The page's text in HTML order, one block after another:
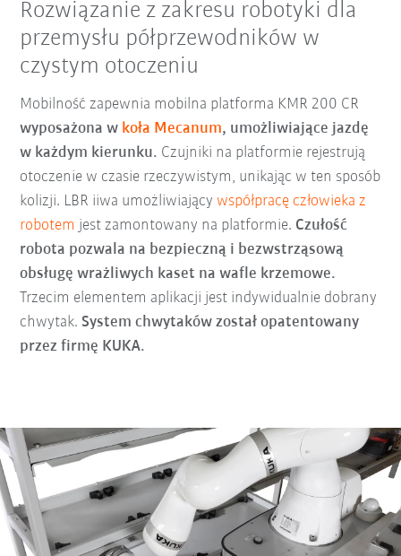
Rozwiązanie z zakresu robotyki dla
przemysłu półprzewodników w
czystym otoczeniu
Mobilność zapewnia mobilna platforma KMR 200 CR
wyposażona w koła Mecanum, umożliwiające jazdę
w każdym kierunku. Czujniki na platformie rejestrują
otoczenie w czasie rzeczywistym, unikając w ten sposób
kolizji. LBR iiwa umożliwiającywspółpracę człowieka z
robotem jest zamontowany na platformie. Czułość
robota pozwala na bezpieczną i bezwstrząsową
obsługę wrażliwych kaset na wafle krzemowe.
Trzecim elementem aplikacji jest indywidualnie dobrany
chwytak.System chwytaków został opatentowany
przez firmę KUKA.